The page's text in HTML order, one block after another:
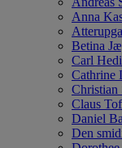
Anna
Betina
Carl
Cathrine
Christian
Claus
Daniel
Den